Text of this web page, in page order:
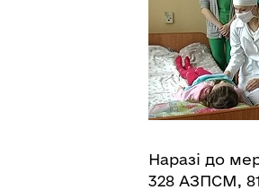
Наразі до
328 АЗПСМ,